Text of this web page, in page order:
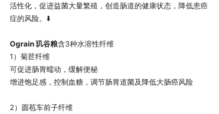
活性化，促进益菌大量繁殖，创造肠道的健康状态，降低患癌
症的风险。⬇️
Ograin 玑谷粮含3种水溶性纤维
1）菊苣纤维
可促进肠胃蠕动，缓解便秘
增进饱足感，控制血糖，调节肠胃道菌及降低大肠癌风险
2）圆苞车前子纤维